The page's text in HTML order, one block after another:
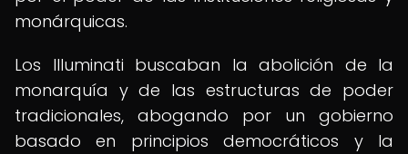
monárquicas.
Los Illuminati buscaban la abolición de la
monarquía y de las estructuras de poder
tradicionales, abogando por un gobierno
basado en principios democráticos y la